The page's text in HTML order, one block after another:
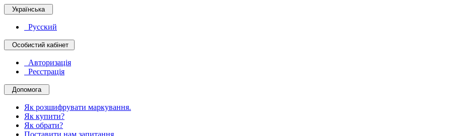
Українська
Русский
Особистий кабінет
Авторизація
Реєстрація
Допомога
Як розшифрувати маркування.
Як купити?
Як обрати?
Поставити нам запитання